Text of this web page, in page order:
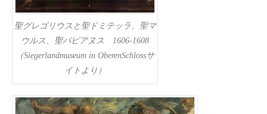
聖グレゴリウスと聖ドミテッラ、聖マ
ウルス、聖パピアヌス 1606-1608
（Siegerlandmuseum in OberenSchlossサ
イトより）